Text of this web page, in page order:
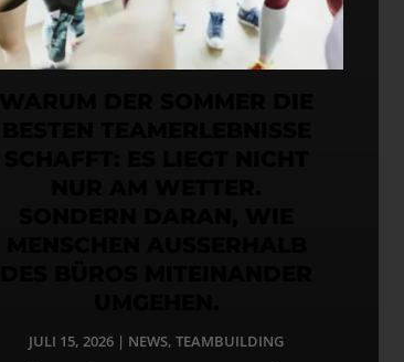
JULI 15, 2026 | NEWS,TEAMBUILDING